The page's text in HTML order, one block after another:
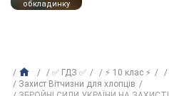
обкладинку
✅ ГДЗ ✅ ⚡ 10 клас ⚡
Захист Вітчизни для хлопців